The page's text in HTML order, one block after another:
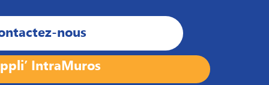
nous
IntraMuros